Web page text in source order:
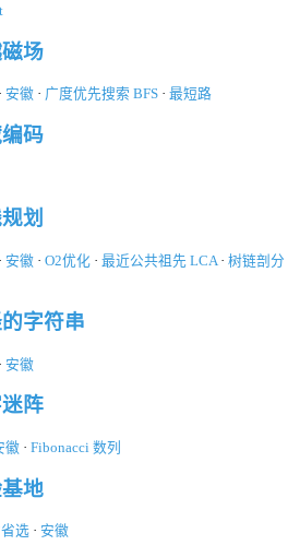
场
· 安徽 · 广度优先搜索 BFS · 最短路
码
划
· 安徽 · O2优化 · 最近公共祖先 LCA· 树链剖分
字符串
· 安徽
阵
徽 · Fibonacci 数列
地
选 · 安徽